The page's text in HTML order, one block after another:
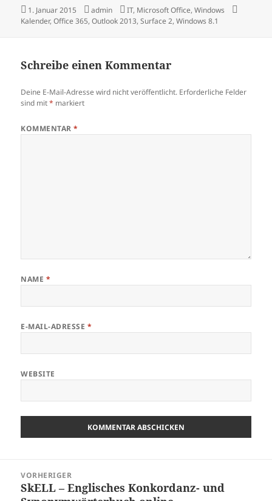
Veröffentlicht
am
1. Januar 2015 Autor
admin Kategorien
IT, Microsoft Office,Windows
Kalender,Office 365,Outlook 2013,Surface 2,Windows 8.1
Schreibe einen Kommentar
Deine E-Mail-Adresse wird nicht veröffentlicht. Erforderliche Felder
sind mit* markiert
KOMMENTAR*
NAME *
E-MAIL-ADRESSE *
WEBSITE
VORHERIGER
Vorheriger
SkELL – Englisches Konkordanz- und